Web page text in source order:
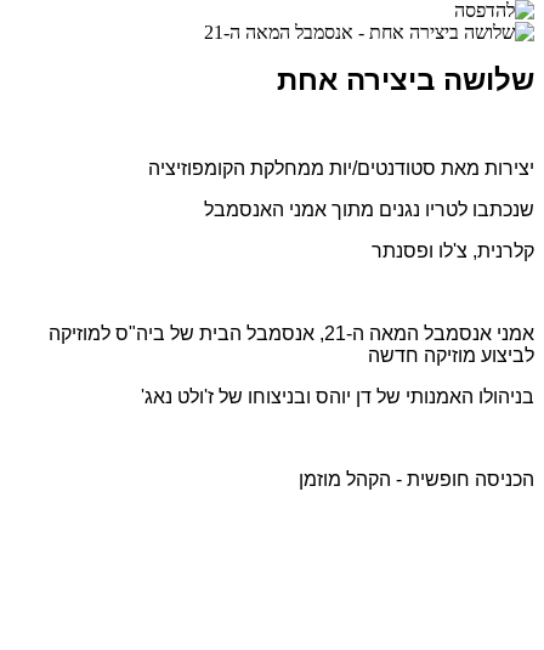
שלושה ביצירה אחת
יצירות מאת סטודנטים/יות ממחלקת הקומפוזיציה
שנכתבו לטריו נגנים מתוך אמני האנסמבל
קלרנית, צ'לו ופסנתר
אמני אנסמבל המאה ה-21, אנסמבל הבית של ביה"ס למוזיקה
לביצוע מוזיקה חדשה
בניהולו האמנותי של דן יוהס ובניצוחו של ז'ולט נאג'
הכניסה חופשית - הקהל מוזמן